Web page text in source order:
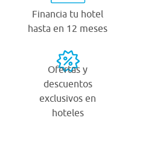
Financia tu hotel
hasta en 12 meses
Ofertas y
descuentos
exclusivos en
hoteles